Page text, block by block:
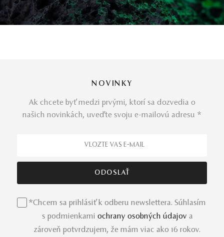
NOVINKY
Ak chcete byť medzi prvými, ktorí sa dozvedia o
našich novinkách, uveďte svoju e-mailovú adresu *
*Chcem sa prihlásiť k odberu newslettera. Súhlasím
s podmienkami ochrany osobných údajov a
zároveň potvrdzujem, že mám viac ako 16 rokov.